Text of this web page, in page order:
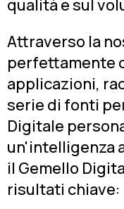
qualità e sul
Attraverso la
perfettamente
applicazioni,
serie di fonti
Digitale
un'intelligenza
il Gemello
risultati chiave: